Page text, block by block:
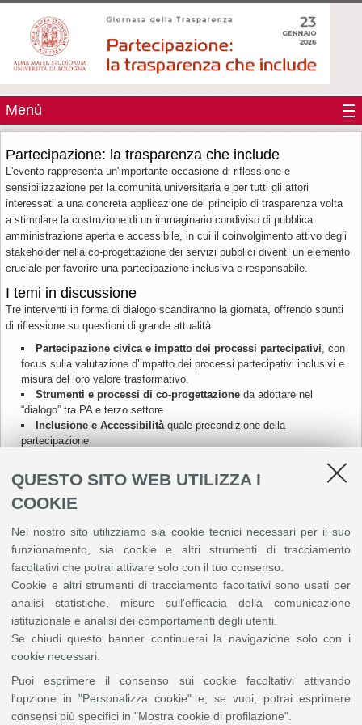
QUESTO SITO WEB UTILIZZA I
COOKIE
Nel nostro sito utilizziamo sia cookie tecnici necessari per il suo
funzionamento, sia cookie e altri strumenti di tracciamento
facoltativi che potrai attivare solo con il tuo consenso.
Cookie e altri strumenti di tracciamento facoltativi sono usati per
analisi statistiche, misure sull'efficacia della comunicazione
istituzionale e analisi dei comportamenti degli utenti.
Se chiudi questo banner continuerai la navigazione solo con i
cookie necessari.
Puoi esprimere il consenso sui cookie facoltativi attivando
l'opzione in "Personalizza cookie" e, se vuoi, potrai esprimere
consensi più specifici in "Mostra cookie di profilazione".
Menù
Partecipazione: la trasparenza che include
L'evento rappresenta un'importante occasione di riflessione e
sensibilizzazione per la comunità universitaria e per tutti gli attori
interessati a una concreta applicazione del principio di trasparenza volta
a stimolare la costruzione di un immaginario condiviso di pubblica
amministrazione aperta e accessibile, in cui il coinvolgimento attivo degli
stakeholder nella co-progettazione dei servizi pubblici diventi un elemento
cruciale per favorire una partecipazione inclusiva e responsabile.
I temi in discussione
Tre interventi in forma di dialogo scandiranno la giornata, offrendo spunti
di riflessione su questioni di grande attualità:
Partecipazione civica e impatto dei processi partecipativi , con
focus sulla valutazione d’impatto dei processi partecipativi inclusivi e
misura del loro valore trasformativo.
Strumenti e processi di co-progettazioneda adottare nel
“dialogo” tra PA e terzo settore
Inclusione e Accessibilità quale precondizione della
partecipazione
Perché partecipare?
Partecipare alla Giornata della Trasparenza significa contribuire a un
dibattito che tocca ogni persona come parte di un sistema sociale e
istituzionale. Un’occasione per riflettere insieme sull’evoluzione del
principio di trasparenza, finalizzata a co-costruire un immaginario
condiviso di pubblica amministrazione aperta a tutti.
Dove
In presenza a Bologna,Aula Prodi in Piazza San Giovanni in
Monte, 2
Onlinesu MS Teams (solo per il personale dell'Università di